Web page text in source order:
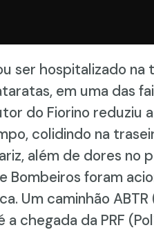
ser hospitalizado
em uma das
do Fiorino reduziu
colidindo na
além de dores no
Bombeiros foram
Um caminhão
chegada da PRF